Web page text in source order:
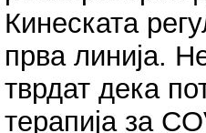
Кинеската
прва линија.
тврдат дека
терапија за